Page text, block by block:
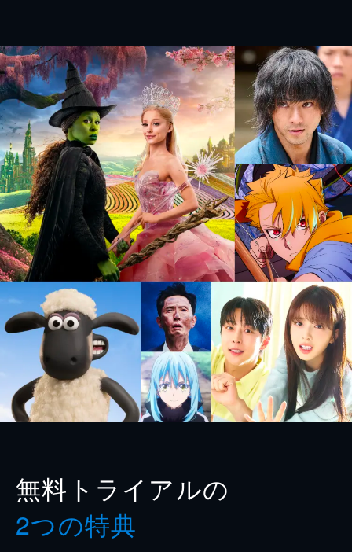
無料トライアルの
2つの特典